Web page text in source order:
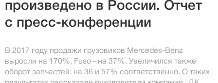
произведено в России. Отчет
с пресс-конференции
В 2017 году продажи грузовиков Mercedes-Benz
выросли на 170%, Fuso - на 37%. Увеличился также
оборот запчастей: на 36 и 57% соответственно. О таких